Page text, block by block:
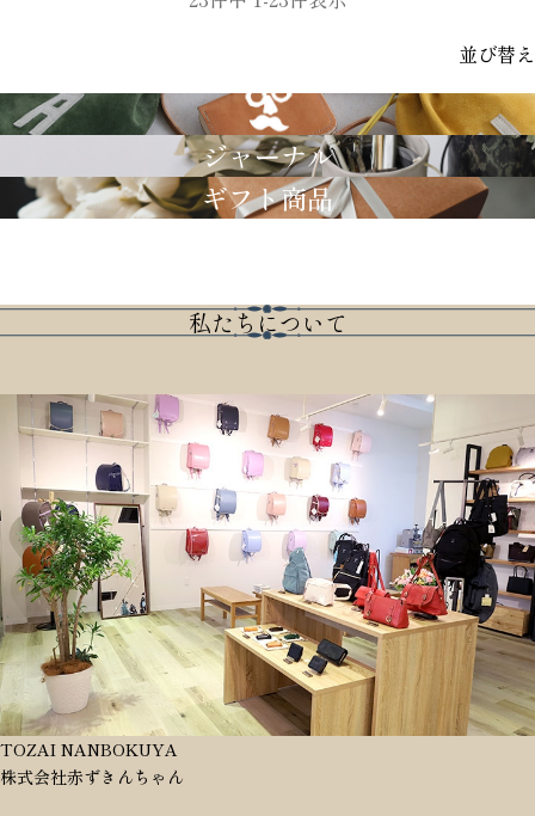
並び替え
GRIMM LAB
ジャーナル
ギフト商品
私たちについて
TOZAI NANBOKUYA
株式会社赤ずきんちゃん